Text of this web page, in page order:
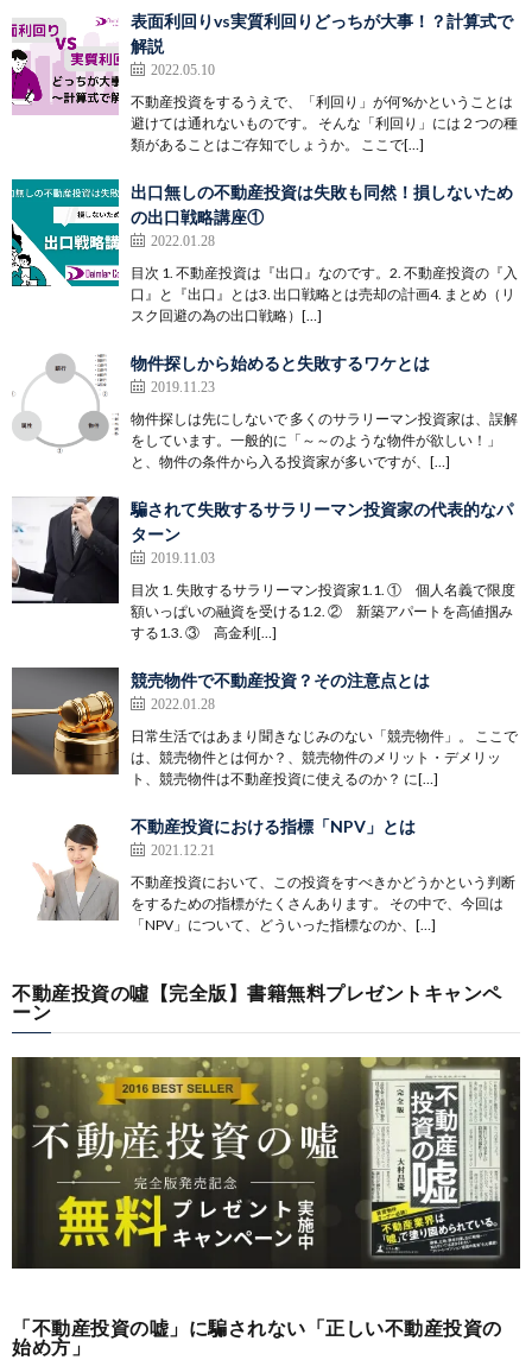
表面利回りvs実質利回りどっちが大事！？計算式で
解説
2022.05.10
不動産投資をするうえで、「利回り」が何%かということは
避けては通れないものです。 そんな「利回り」には２つの種
類があることはご存知でしょうか。 ここで[…]
出口無しの不動産投資は失敗も同然！損しないため
の出口戦略講座①
2022.01.28
目次 1. 不動産投資は『出口』なのです。2. 不動産投資の『入
口』と『出口』とは3. 出口戦略とは売却の計画4. まとめ（リ
スク回避の為の出口戦略）[…]
物件探しから始めると失敗するワケとは
2019.11.23
物件探しは先にしないで 多くのサラリーマン投資家は、誤解
をしています。一般的に「～～のような物件が欲しい！」
と、物件の条件から入る投資家が多いですが、[…]
騙されて失敗するサラリーマン投資家の代表的なパ
ターン
2019.11.03
目次 1. 失敗するサラリーマン投資家1.1. ① 個人名義で限度
額いっぱいの融資を受ける1.2. ② 新築アパートを高値掴み
する1.3. ③ 高金利[…]
競売物件で不動産投資？その注意点とは
2022.01.28
日常生活ではあまり聞きなじみのない「競売物件」。 ここで
は、競売物件とは何か？、競売物件のメリット・デメリッ
ト、競売物件は不動産投資に使えるのか？ に[…]
不動産投資における指標「NPV」とは
2021.12.21
不動産投資において、この投資をすべきかどうかという判断
をするための指標がたくさんあります。 その中で、今回は
「NPV」について、どういった指標なのか、[…]
不動産投資の噓【完全版】書籍無料プレゼントキャンペ
ーン
「不動産投資の嘘」に騙されない「正しい不動産投資の
始め方」